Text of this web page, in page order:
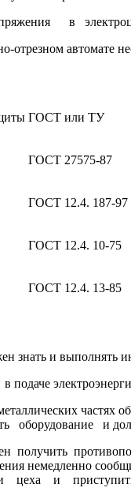
в
автомате
ГОСТ или ТУ
ГОСТ 27575-87
ГОСТ 12.4. 187-97
ГОСТ 12.4. 10-75
ГОСТ 12.4. 13-85
и выполнять
частях
и
получить
немедленно
цеха и